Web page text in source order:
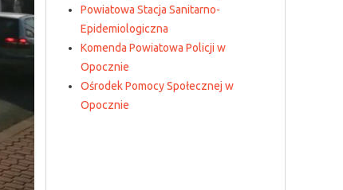
Powiatowa Stacja Sanitarno-
Epidemiologiczna
Komenda Powiatowa Policji w
Opocznie
Ośrodek Pomocy Społecznej w
Opocznie